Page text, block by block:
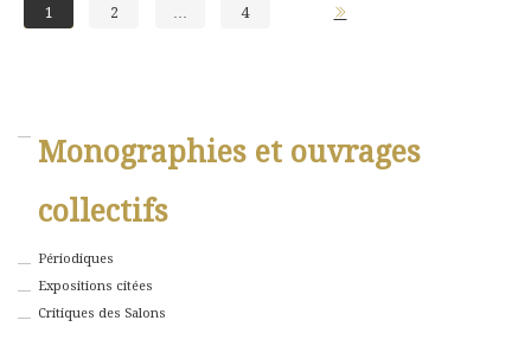
1 2 … 4
Monographies et ouvrages
collectifs
Périodiques
Expositions citées
Critiques des Salons